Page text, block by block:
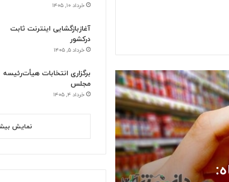
بازگشت
خرداد ۱۰, ۱۴۰۵
آغازبازگشایی اینترنت ثابت
درکشور
خرداد ۵, ۱۴۰۵
برگزاری انتخابات هیأت‌رئیسه
مجلس
خرداد ۴, ۱۴۰۵
نمایش